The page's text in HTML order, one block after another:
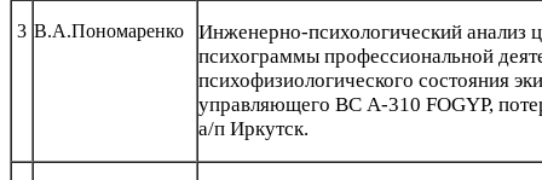
3 В.А.Пономаренко
Инженерно-психологический анализ
психограммы профессиональной
психофизиологического состояния
управляющего ВС А-310 FOGYP,
а/п Иркутск.